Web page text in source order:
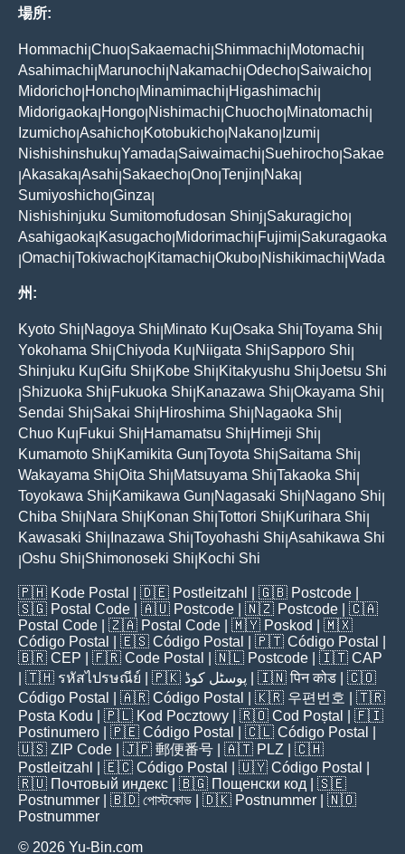
場所:
Hommachi Chuo Sakaemachi Shimmachi Motomachi
Asahimachi Marunochi Nakamachi Odecho Saiwaicho
Midoricho Honcho Minamimachi Higashimachi
Midorigaoka Hongo Nishimachi Chuocho Minatomachi
Izumicho Asahicho Kotobukicho Nakano Izumi
Nishishinshuku Yamada Saiwaimachi Suehirocho Sakae
Akasaka Asahi Sakaecho Ono Tenjin Naka
Sumiyoshicho Ginza
Nishishinjuku Sumitomofudosan Shinj Sakuragicho
Asahigaoka Kasugacho Midorimachi Fujimi Sakuragaoka
Omachi Tokiwacho Kitamachi Okubo Nishikimachi Wada
州:
Kyoto Shi Nagoya Shi Minato Ku Osaka Shi Toyama Shi
Yokohama Shi Chiyoda Ku Niigata Shi Sapporo Shi
Shinjuku Ku Gifu Shi Kobe Shi Kitakyushu Shi Joetsu Shi
Shizuoka Shi Fukuoka Shi Kanazawa Shi Okayama Shi
Sendai Shi Sakai Shi Hiroshima Shi Nagaoka Shi
Chuo Ku Fukui Shi Hamamatsu Shi Himeji Shi
Kumamoto Shi Kamikita Gun Toyota Shi Saitama Shi
Wakayama Shi Oita Shi Matsuyama Shi Takaoka Shi
Toyokawa Shi Kamikawa Gun Nagasaki Shi Nagano Shi
Chiba Shi Nara Shi Konan Shi Tottori Shi Kurihara Shi
Kawasaki Shi Inazawa Shi Toyohashi Shi Asahikawa Shi
Oshu Shi Shimonoseki Shi Kochi Shi
🇵🇭 Kode Postal | 🇩🇪 Postleitzahl | 🇬🇧 Postcode
🇸🇬 Postal Code | 🇦🇺 Postcode | 🇳🇿 Postcode | 🇨🇦
Postal Code | 🇿🇦 Postal Code | 🇲🇾 Poskod
| 🇲🇽
Código Postal
| 🇪🇸 Código Postal | 🇵🇹 Código Postal
🇧🇷 CEP | 🇫🇷 Code Postal | 🇳🇱 Postcode | 🇮🇹 CAP
| 🇹🇭 รหัสไปรษณีย์ | 🇵🇰 پوسٹل کوڈ | 🇮🇳पिन कोड | 🇨🇴
Código Postal
| 🇦🇷 Código Postal | 🇰🇷 우편번호
| 🇹🇷
Posta Kodu | 🇵🇱 Kod Pocztowy | 🇷🇴 Cod Poștal
| 🇫🇮
Postinumero | 🇵🇪 Código Postal | 🇨🇱 Código Postal
🇺🇸 ZIP Code | 🇯🇵 郵便番号 | 🇦🇹 PLZ | 🇨🇭
Postleitzahl
| 🇪🇨 Código Postal | 🇺🇾 Código Postal
🇷🇺 Почтовый индекс | 🇧🇬 Пощенски код | 🇸🇪
Postnummer | 🇧🇩 পোস্টকোড | 🇩🇰 Postnummer | 🇳🇴
Postnummer
© 2026 Yu-Bin.com